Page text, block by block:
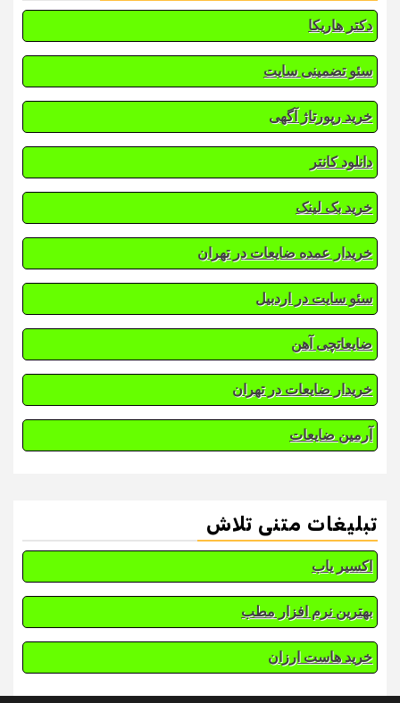
دکتر هاریکا
سئو تضمینی سایت
خرید رپورتاژ آگهی
دانلود کانتر
خرید بک لینک
خریدار عمده ضایعات در تهران
سئو سایت در اردبیل
ضایعاتچی آهن
خریدار ضایعات در تهران
آرمین ضایعات
تبلیغات متنی تلاش
اکسیر یاب
بهترین نرم افزار مطب
خرید هاست ارزان